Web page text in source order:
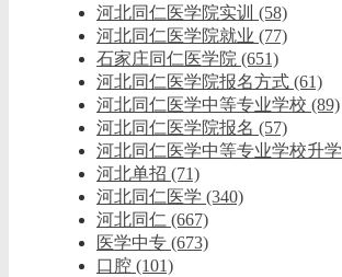
河北同仁医学院实训 (58)
河北同仁医学院就业 (77)
石家庄同仁医学院 (651)
河北同仁医学院报名方式 (61)
河北同仁医学中等专业学校 (89)
河北同仁医学院报名 (57)
河北同仁医学中等专业学校升学
河北单招 (71)
河北同仁医学 (340)
河北同仁 (667)
医学中专 (673)
口腔 (101)